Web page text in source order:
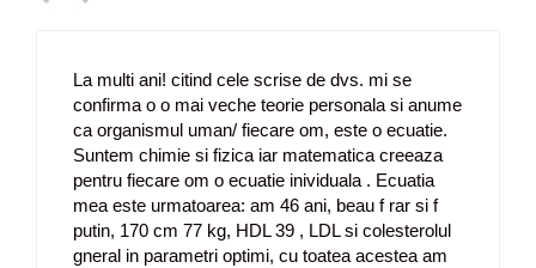
La multi ani! citind cele scrise de dvs. mi se
confirma o o mai veche teorie personala si anume
ca organismul uman/ fiecare om, este o ecuatie.
Suntem chimie si fizica iar matematica creeaza
pentru fiecare om o ecuatie inividuala . Ecuatia
mea este urmatoarea: am 46 ani, beau f rar si f
putin, 170 cm 77 kg, HDL 39 , LDL si colesterolul
gneral in parametri optimi, cu toatea acestea am